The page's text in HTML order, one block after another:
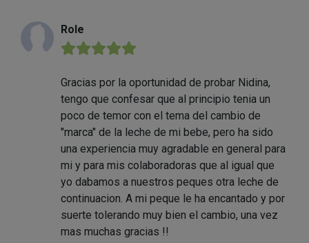
Role
★★★★★
Gracias por la oportunidad de probar Nidina,
tengo que confesar que al principio tenia un
poco de temor con el tema del cambio de
"marca" de la leche de mi bebe, pero ha sido
una experiencia muy agradable en general para
mi y para mis colaboradoras que al igual que
yo dabamos a nuestros peques otra leche de
continuacion. A mi peque le ha encantado y por
suerte tolerando muy bien el cambio, una vez
mas muchas gracias !!